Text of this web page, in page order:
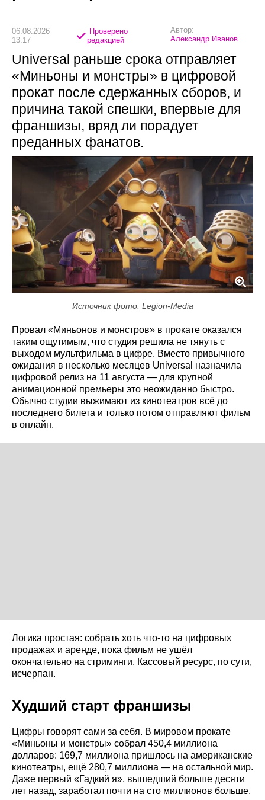
06.08.2026
13:17
Проверено
редакцией
Автор:
Александр Иванов
Universal раньше срока отправляет
«Миньоны и монстры» в цифровой
прокат после сдержанных сборов, и
причина такой спешки, впервые для
франшизы, вряд ли порадует
преданных фанатов.
Источник фото: Legion-Media
Провал «Миньонов и монстров» в прокате оказался
таким ощутимым, что студия решила не тянуть с
выходом мультфильма в цифре. Вместо привычного
ожидания в несколько месяцев Universal назначила
цифровой релиз на 11 августа — для крупной
анимационной премьеры это неожиданно быстро.
Обычно студии выжимают из кинотеатров всё до
последнего билета и только потом отправляют фильм
в онлайн.
Логика простая: собрать хоть что-то на цифровых
продажах и аренде, пока фильм не ушёл
окончательно на стриминги. Кассовый ресурс, по сути,
исчерпан.
Худший старт франшизы
Цифры говорят сами за себя. В мировом прокате
«Миньоны и монстры» собрал 450,4 миллиона
долларов: 169,7 миллиона пришлось на американские
кинотеатры, ещё 280,7 миллиона — на остальной мир.
Даже первый «Гадкий я», вышедший больше десяти
лет назад, заработал почти на сто миллионов больше.